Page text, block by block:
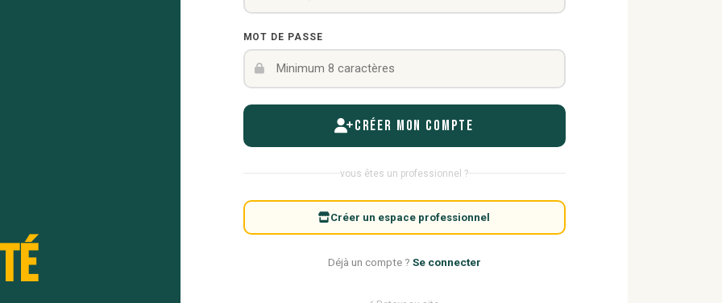
MOT DE PASSE
Créer mon compte
vous êtes un professionnel ?
Créer un espace professionnel
Déjà un compte ? Se connecter